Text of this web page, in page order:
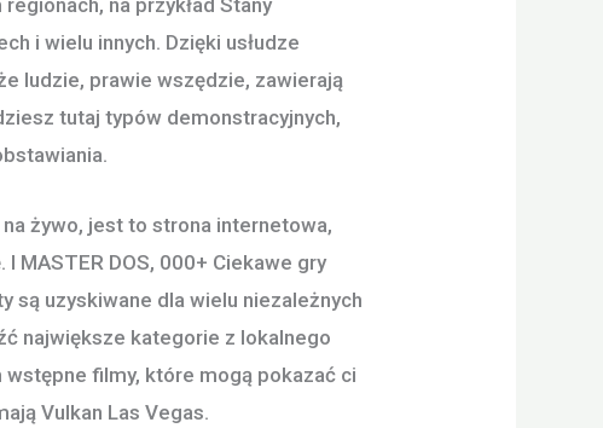
i wielu innych. Dzięki usłudze
ludzie, prawie wszędzie, zawierają
tutaj typów demonstracyjnych,
żywo, jest to strona internetowa,
MASTER DOS, 000+ Ciekawe gry
są uzyskiwane dla wielu niezależnych
największe kategorie z lokalnego
wstępne filmy, które mogą pokazać ci
Vulkan Las Vegas.